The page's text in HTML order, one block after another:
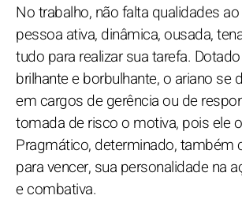
No trabalho, não falta qualidades
pessoa ativa, dinâmica, ousada,
tudo para realizar sua tarefa.
brilhante e borbulhante, o ariano se
em cargos de gerência ou de
tomada de risco o motiva, pois ele
Pragmático, determinado, também
para vencer, sua personalidade na
e combativa.